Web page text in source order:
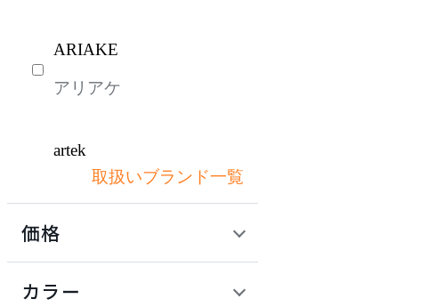
ARIAKE
アリアケ
artek
アルテック
アズマヤ
取扱いブランド一覧
価格
カラー